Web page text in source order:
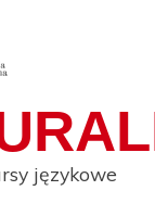
językowe